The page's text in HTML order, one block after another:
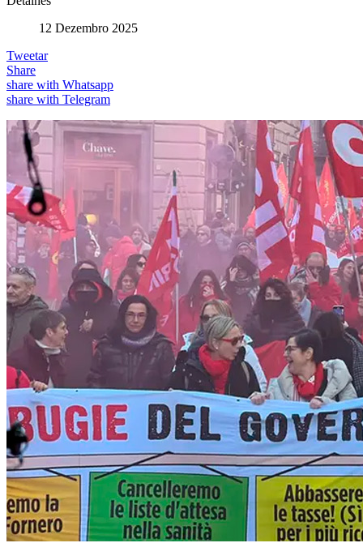
12 Dezembro 2025
Tweetar
Share
share with Whatsapp
share with Telegram